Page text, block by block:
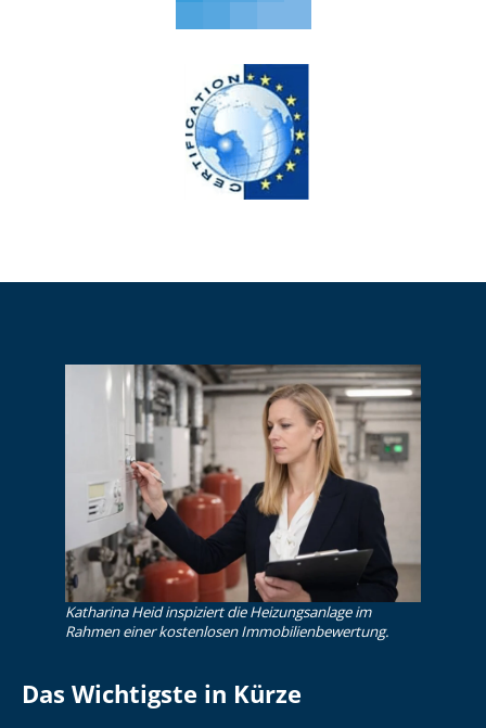
Katharina Heid inspiziert die Heizungsanlage im
Rahmen einer kostenlosen Im­mo­bi­li­en­be­wer­tung.
Das Wichtigste in Kürze